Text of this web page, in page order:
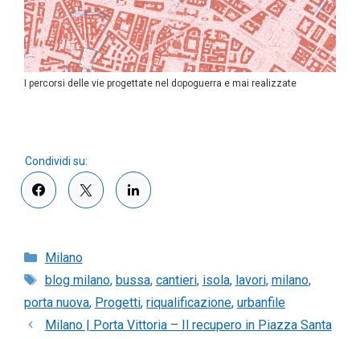
I percorsi delle vie progettate nel dopoguerra e mai realizzate
Categorie
Milano
Tag
blog milano, bussa, cantieri, isola, lavori, milano,
porta nuova, Progetti, riqualificazione, urbanfile
Milano | Porta Vittoria – Il recupero in Piazza Santa